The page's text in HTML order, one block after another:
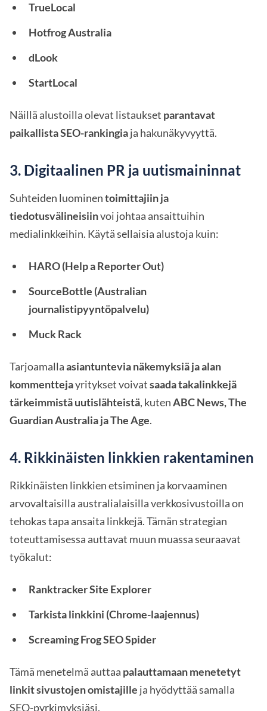
TrueLocal
Hotfrog Australia
dLook
StartLocal
Näillä alustoilla olevat listaukset parantavat
paikallista SEO-rankingiaja hakunäkyvyyttä.
3. Digitaalinen PR ja uutismaininnat
Suhteiden luominentoimittajiin ja
tiedotusvälineisiinvoi johtaa ansaittuihin
medialinkkeihin. Käytä sellaisia alustoja kuin:
HARO (Help a Reporter Out)
SourceBottle (Australian
journalistipyyntöpalvelu)
Muck Rack
Tarjoamallaasiantuntevia näkemyksiä ja alan
kommenttejayritykset voivatsaada takalinkkejä
tärkeimmistä uutislähteistä, kutenABC News, The
Guardian Australia ja The Age.
4. Rikkinäisten linkkien rakentaminen
Rikkinäisten linkkien etsiminen ja korvaaminen
arvovaltaisilla australialaisilla verkkosivustoilla on
tehokas tapa ansaita linkkejä. Tämän strategian
toteuttamisessa auttavat muun muassa seuraavat
työkalut:
Ranktracker Site Explorer
Tarkista linkkini (Chrome-laajennus)
Screaming Frog SEO Spider
Tämä menetelmä auttaa palauttamaan menetetyt
linkit sivustojen omistajille ja hyödyttää samalla
SEO-pyrkimyksiäsi.